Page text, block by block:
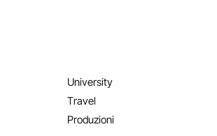
University
Travel
Produzioni